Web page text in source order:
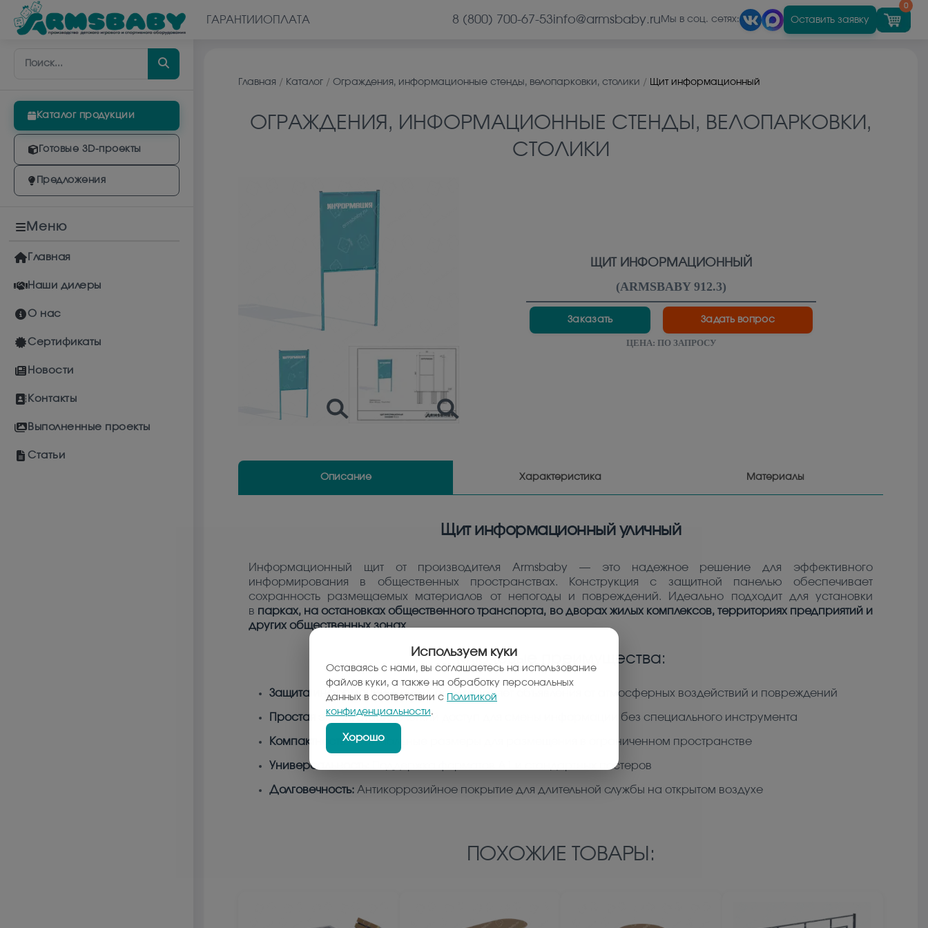
Каталог продукции
Готовые 3D-проекты
Предложения
Меню
Главная
Наши дилеры
О нас
Сертификаты
Новости
Контакты
Выполненные проекты
Статьи
ГАРАНТИИОПЛАТА 8 (800) 700-67-53info@armsbaby.ru Мы в соц. сетях: Оставить заявку
0
Главная / Каталог / Ограждения, информационные стенды, велопарковки, столики / Щит информационный
ОГРАЖДЕНИЯ, ИНФОРМАЦИОННЫЕ СТЕНДЫ, ВЕЛОПАРКОВКИ,
СТОЛИКИ
ЩИТ ИНФОРМАЦИОННЫЙ
(ARMSBABY 912.3)
Заказать Задать вопрос
ЦЕНА: ПО ЗАПРОСУ
Описание Характеристика Материалы
Щит информационный уличный
Информационный щит от производителя Armsbaby — это надежное решение для эффективного
информирования в общественных пространствах. Конструкция с защитной панелью обеспечивает
сохранность размещаемых материалов от непогоды и повреждений. Идеально подходит для установки
в парках, на остановках общественного транспорта, во дворах жилых комплексов, территориях предприятий и
других общественных зонах.
Ключевые преимущества:
Защита информации:Панель предохраняет объявления от атмосферных воздействий и повреждений
Простая эксплуатация:Легкий доступ для смены информации без специального инструмента
Компактность:Оптимальные размеры для размещения в ограниченном пространстве
Универсальность: Поддержка форматов А1 и стандартных постеров
Долговечность: Антикоррозийное покрытие для длительной службы на открытом воздухе
ПОХОЖИЕ ТОВАРЫ:
Используем куки
Оставаясь с нами, вы соглашаетесь на использование
файлов куки, а также на обработку персональных
данных в соответствии с Политикой
конфиденциальности.
Хорошо